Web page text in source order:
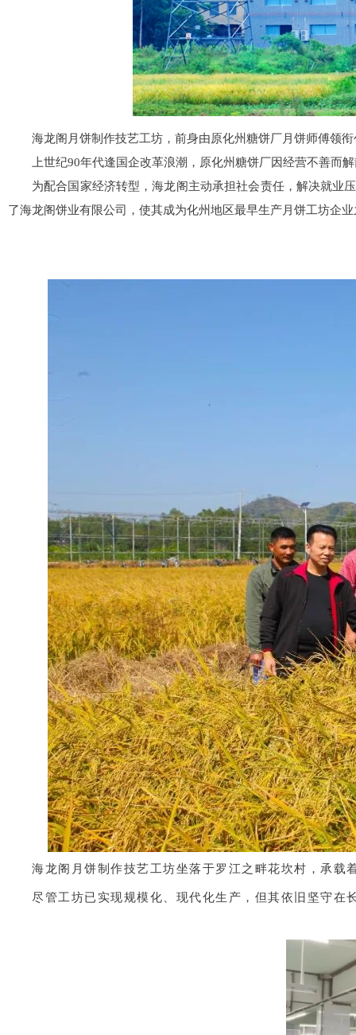
海龙阁月饼制作技艺工坊，前身由原化州糖饼厂月饼师傅领
上世纪90年代逢国企改革浪潮，原化州糖饼厂因经营不善而
为配合国家经济转型，海龙阁主动承担社会责任，解决就业
了海龙阁饼业有限公司，使其成为化州地区最早生产月饼工坊企
海龙阁月饼制作技艺工坊坐落于罗江之畔花坎村，承载
尽管工坊已实现规模化、现代化生产，但其依旧坚守